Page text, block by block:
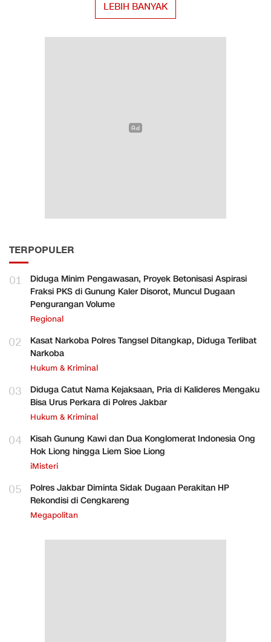
LEBIH BANYAK
TERPOPULER
01
Diduga Minim Pengawasan, Proyek Betonisasi Aspirasi
Fraksi PKS di Gunung Kaler Disorot, Muncul Dugaan
Pengurangan Volume
Regional
02
Kasat Narkoba Polres Tangsel Ditangkap, Diduga Terlibat
Narkoba
Hukum & Kriminal
03
Diduga Catut Nama Kejaksaan, Pria di Kalideres Mengaku
Bisa Urus Perkara di Polres Jakbar
Hukum & Kriminal
04
Kisah Gunung Kawi dan Dua Konglomerat Indonesia Ong
Hok Liong hingga Liem Sioe Liong
iMisteri
05
Polres Jakbar Diminta Sidak Dugaan Perakitan HP
Rekondisi di Cengkareng
Megapolitan